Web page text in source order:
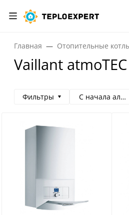
Главная Отопительные
Vaillant
Фильтры С начала